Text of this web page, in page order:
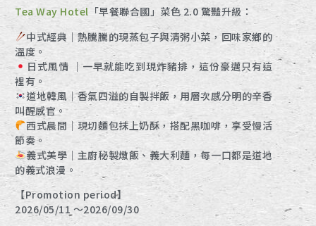
Tea Way Hotel 「早餐聯合國」菜色 2.0 驚豔升級：
中式經典｜熱騰騰的現蒸包子與清粥小菜，回味家鄉的
溫度。
日式風情 ｜一早就能吃到現炸豬排，這份豪邁只有這
裡有。
道地韓風｜香氣四溢的自製拌飯，用層次感分明的辛香
叫醒感官。
西式晨間｜現切麵包抹上奶酥，搭配黑咖啡，享受慢活
節奏。
義式美學｜主廚秘製燉飯、義大利麵，每一口都是道地
的義式浪漫。
【Promotion period】
2026/05/11 ～2026/09/30